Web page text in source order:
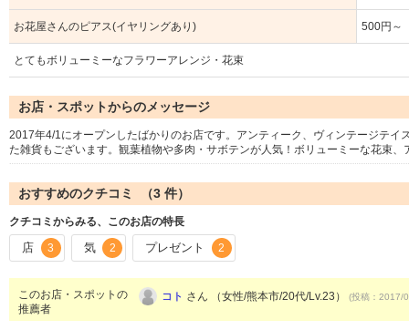
お花屋さんのピアス(イヤリングあり) 500円～
とてもボリューミーなフラワーアレンジ・花束
お店・スポットからのメッセージ
2017年4/1にオープンしたばかりのお店です。アンティーク、ヴィンテージテ
た雑貨もございます。観葉植物や多肉・サボテンが人気！ボリューミーな花束、
おすすめのクチコミ （3 件）
クチコミからみる、このお店の特長
店 3 気 2 プレゼント 2
このお店・スポットの
推薦者
コト さん （女性/熊本市/20代/Lv.23） (投稿：2017/